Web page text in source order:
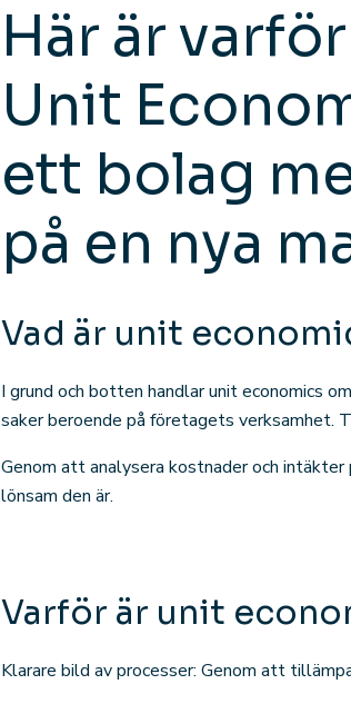
Här är
Unit
ett bolag
på en nya
Vad är unit
I grund och botten handlar unit economics
saker beroende på företagets verksamhet.
Genom att analysera kostnader och
lönsam den är.
Varför är unit
Klarare bild av processer: Genom att